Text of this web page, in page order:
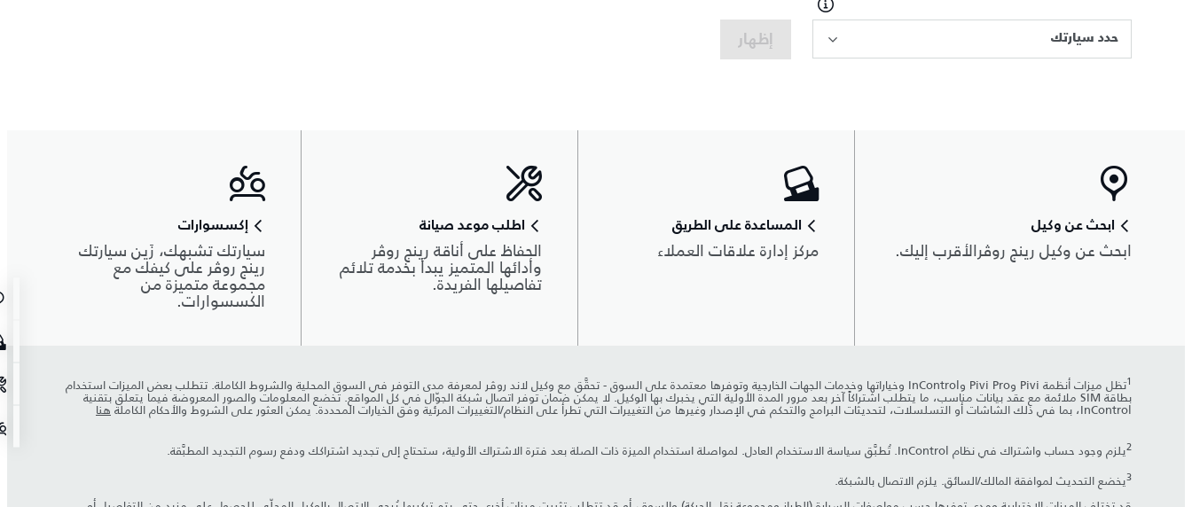
حدد سيارتك إظهار
ابحث عن وكيل
ابحث عن وكيل رينج روڤرالأقرب إليك.
المساعدة على الطريق
مركز إدارة علاقات العملاء
اطلب موعد صيانة
الحفاظ على أناقة رينج روڤر
وأدائها المتميز يبدأ بخدمة تلائم
تفاصيلها الفريدة.
إكسسوارات
سيارتك تشبهك، زَين سيارتك
رينج روڤر على كيفك مع
مجموعة متميزة من
الكسسوارات.
1 تظل ميزات أنظمة Pivi وPivi Pro وInControl وخياراتها وخدمات الجهات الخارجية وتوفرها معتمدة على السوق - تحقَّق مع وكيل لاند روڤر لمعرفة مدى التوفر في السوق المحلية والشروط الكاملة. تتطلب بعض الميزات استخدام
بطاقة SIM ملائمة مع عقد بيانات مناسب، ما يتطلب اشتراكاً آخر بعد مرور المدة الأولية التي يخبرك بها الوكيل. لا يمكن ضمان توفر اتصال شبكة الجوّال في كل المواقع. تخضع المعلومات والصور المعروضة فيما يتعلق بتقنية
InControl، بما في ذلك الشاشات أو التسلسلات، لتحديثات البرامج والتحكم في الإصدار وغيرها من التغييرات التي تطرأ على النظام/التغييرات المرئية وفق الخيارات المحددة. يمكن العثور على الشروط والأحكام الكاملة هنا
2يلزم وجود حساب واشتراك في نظام InControl. تُطبَّق سياسة الاستخدام العادل. لمواصلة استخدام الميزة ذات الصلة بعد فترة الاشتراك الأولية، ستحتاج إلى تجديد اشتراكك ودفع رسوم التجديد المطبَّقة.
3يخضع التحديث لموافقة المالك/السائق. يلزم الاتصال بالشبكة.